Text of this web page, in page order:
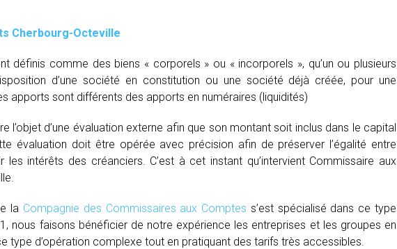
Cherbourg-Octeville
définis comme des biens « corporels » ou « incorporels », qu’un ou plusieurs
d’une société en constitution ou une société déjà créée, pour une
apports sont différents des apports en numéraires (liquidités)
l’objet d’une évaluation externe afin que son montant soit inclus dans le capital
évaluation doit être opérée avec précision afin de préserver l’égalité entre
les intérêts des créanciers. C’est à cet instant qu’intervient Commissaire aux
la Compagnie des Commissaires aux Comptes s’est spécialisé dans ce type
nous faisons bénéficier de notre expérience les entreprises et les groupes en
type d’opération complexe tout en pratiquant des tarifs très accessibles.